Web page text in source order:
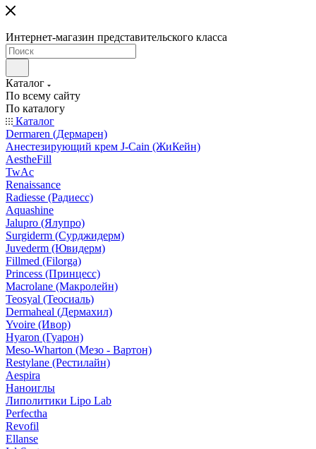
Интернет-магазин представительского класса
Каталог
По всему сайту
По каталогу
Каталог
Dermaren (Дермарен)
Анестезирующий крем J-Cain (ЖиКейн)
AestheFill
TwAc
Renaissance
Radiesse (Радиесс)
Aquashine
Jalupro (Ялупро)
Surgiderm (Сурджидерм)
Juvederm (Ювидерм)
Fillmed (Filorga)
Princess (Принцесс)
Macrolane (Макролейн)
Teosyal (Теосиаль)
Dermaheal (Дермахил)
Yvoire (Ивор)
Hyaron (Гуарон)
Meso-Wharton (Мезо - Вартон)
Restylane (Рестилайн)
Aespira
Наноиглы
Липолитики Lipo Lab
Perfectha
Revofil
Ellanse